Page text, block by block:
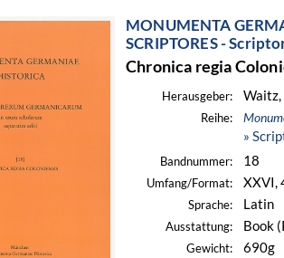
MONUMENTA
SCRIPTORES -
Chronica regia
Herausgeber: Waitz,
Reihe:
»
Bandnummer: 18
Umfang/Format: XXVI,
Sprache: Latin
Ausstattung: Book
Gewicht: 690g